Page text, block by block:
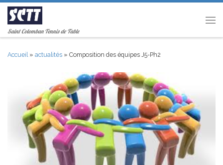
Passer au contenu
Saint Colomban Tennis de Table
Accueil » actualités » Composition des équipes J5-Ph2